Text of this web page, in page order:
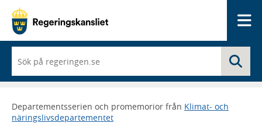
du
börjar
skriva
framträder
en
Departementsserien och promemorior från Klimat- och
näringslivsdepartementet